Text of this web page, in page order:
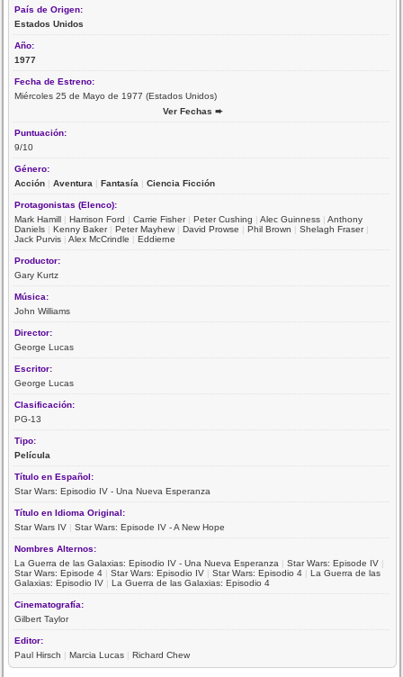
País de Origen:
Estados Unidos
Año:
1977
Fecha de Estreno:
Miércoles 25 de Mayo de 1977 (Estados Unidos)
Ver Fechas ➨
Puntuación:
9/10
Género:
Acción |Aventura |Fantasía |Ciencia Ficción
Protagonistas (Elenco):
Mark Hamill |Harrison Ford |Carrie Fisher|Peter Cushing |Alec Guinness |Anthony
Daniels |Kenny Baker|Peter Mayhew |David Prowse |Phil Brown |Shelagh Fraser|
Jack Purvis |Alex McCrindle |Eddierne
Productor:
Gary Kurtz
Música:
John Williams
Director:
George Lucas
Escritor:
George Lucas
Clasificación:
PG-13
Tipo:
Película
Título en Español:
Star Wars: Episodio IV - Una Nueva Esperanza
Título en Idioma Original:
Star Wars IV |Star Wars: Episode IV - A New Hope
Nombres Alternos:
La Guerra de las Galaxias: Episodio IV - Una Nueva Esperanza |Star Wars: Episode IV |
Star Wars: Episode 4 |Star Wars: Episodio IV |Star Wars: Episodio 4 |La Guerra de las
Galaxias: Episodio IV |La Guerra de las Galaxias: Episodio 4
Cinematografía:
Gilbert Taylor
Editor:
Paul Hirsch |Marcia Lucas |Richard Chew